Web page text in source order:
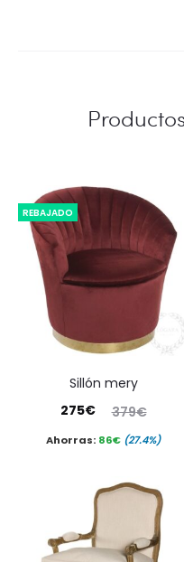
REBAJADO
sillón mery
379€
El
precio
era:
379€.
275€
precioAhorras: 86€ (27.4%)